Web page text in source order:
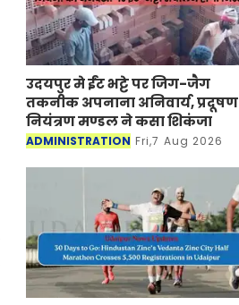
उदयपुर मे ईंट भट्टे पर जिग-जैग
तकनीक अपनाना अनिवार्य, प्रदूषण
नियंत्रण मण्डल ने कसा शिकंजा
ADMINISTRATION Fri,7 Aug 2026